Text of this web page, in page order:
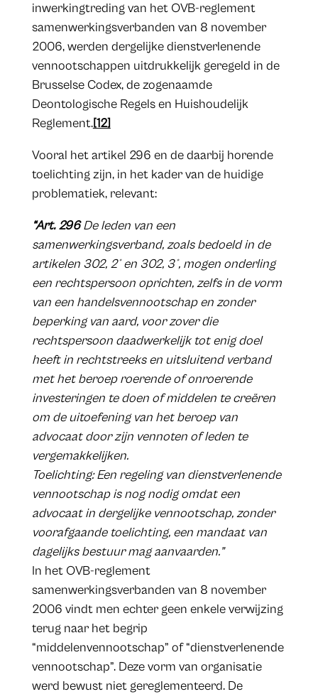
inwerkingtreding van het OVB-reglement
samenwerkingsverbanden van 8 november
2006, werden dergelijke dienstverlenende
vennootschappen uitdrukkelijk geregeld in de
Brusselse Codex, de zogenaamde
Deontologische Regels en Huishoudelijk
Reglement.[12]
Vooral het artikel 296 en de daarbij horende
toelichting zijn, in het kader van de huidige
problematiek, relevant:
“Art. 296 De leden van een
samenwerkingsverband, zoals bedoeld in de
artikelen 302, 2° en 302, 3°, mogen onderling
een rechtspersoon oprichten, zelfs in de vorm
van een handelsvennootschap en zonder
beperking van aard, voor zover die
rechtspersoon daadwerkelijk tot enig doel
heeft in rechtstreeks en uitsluitend verband
met het beroep roerende of onroerende
investeringen te doen of middelen te creëren
om de uitoefening van het beroep van
advocaat door zijn vennoten of leden te
vergemakkelijken.
Toelichting: Een regeling van dienstverlenende
vennootschap is nog nodig omdat een
advocaat in dergelijke vennootschap, zonder
voorafgaande toelichting, een mandaat van
dagelijks bestuur mag aanvaarden.”
In het OVB-reglement
samenwerkingsverbanden van 8 november
2006 vindt men echter geen enkele verwijzing
terug naar het begrip
“middelenvennootschap” of “dienstverlenende
vennootschap”. Deze vorm van organisatie
werd bewust niet gereglementeerd. De